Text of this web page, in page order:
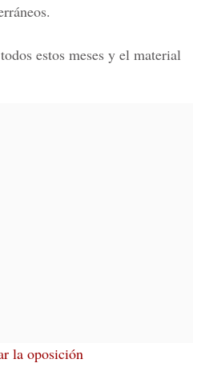
estos meses y el material
la oposición